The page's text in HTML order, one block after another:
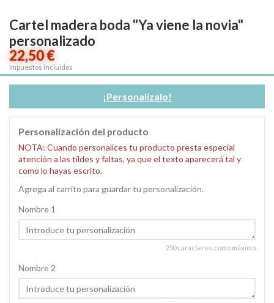
Cartel madera boda "Ya viene la novia"
personalizado
22,50 €
Impuestos incluidos
¡Personalízalo!
Personalización del producto
NOTA: Cuando personalices tu producto presta especial
atención a las tildes y faltas, ya que el texto aparecerá tal y
como lo hayas escrito.
Agrega al carrito para guardar tu personalización.
Nombre 1
250 caracteres como máximo
Nombre 2